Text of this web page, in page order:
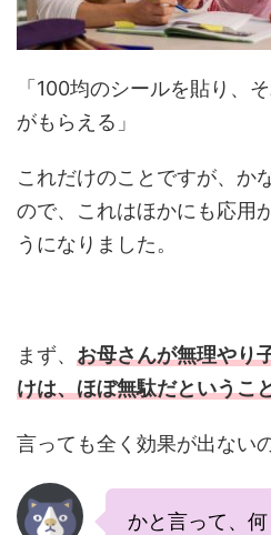
「100均のシールを貼り、
がもらえる」
これだけのことですが、か
ので、これはほかにも応用
うになりました。
まず、 お母さんが無理やり
けは、ほぼ無駄だというこ
言っても全く効果が出ない
かと言って、